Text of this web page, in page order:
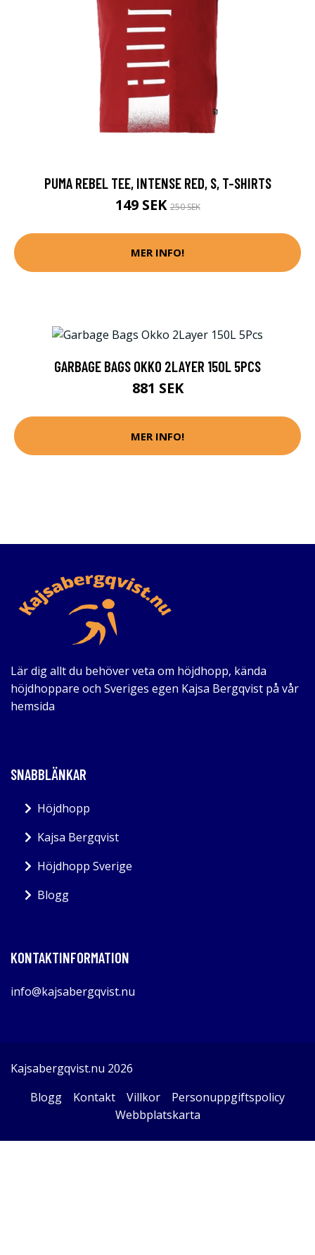
PUMA REBEL TEE, INTENSE RED, S, T-SHIRTS
149 SEK250 SEK
MER INFO!
GARBAGE BAGS OKKO 2LAYER 150L 5PCS
881 SEK
MER INFO!
Lär dig allt du behöver veta om höjdhopp, kända
höjdhoppare och Sveriges egen Kajsa Bergqvist på vår
hemsida
SNABBLÄNKAR
Höjdhopp
Kajsa Bergqvist
Höjdhopp Sverige
Blogg
KONTAKTINFORMATION
info@kajsabergqvist.nu
Kajsabergqvist.nu 2026
Blogg
Kontakt Villkor
Personuppgiftspolicy
Webbplatskarta